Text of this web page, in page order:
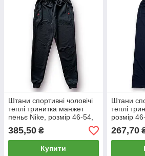
Штани спортивні чоловічі
теплі тринитка манжет
пеньє Nike, розмір 46-54,
сірі, 05454
385,50 ₴
Купити
Штани
теплі
розмір
267,70